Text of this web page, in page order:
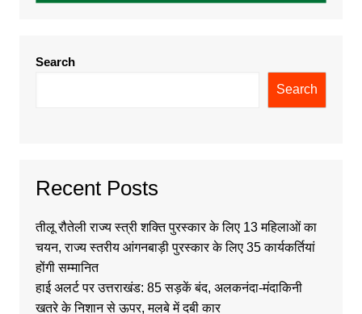
Search
Search
Recent Posts
तीलू रौतेली राज्य स्त्री शक्ति पुरस्कार के लिए 13 महिलाओं का
चयन, राज्य स्तरीय आंगनबाड़ी पुरस्कार के लिए 35 कार्यकर्तियां
होंगी सम्मानित
हाई अलर्ट पर उत्तराखंड: 85 सड़कें बंद, अलकनंदा-मंदाकिनी
खतरे के निशान से ऊपर, मलबे में दबी कार